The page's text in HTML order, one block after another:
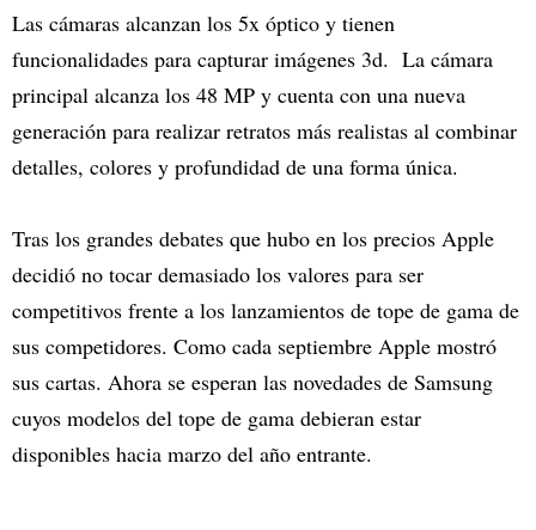
Las cámaras alcanzan los 5x óptico y tienen
funcionalidades para capturar imágenes 3d. La cámara
principal alcanza los 48 MP y cuenta con una nueva
generación para realizar retratos más realistas al combinar
detalles, colores y profundidad de una forma única.
Tras los grandes debates que hubo en los precios Apple
decidió no tocar demasiado los valores para ser
competitivos frente a los lanzamientos de tope de gama de
sus competidores. Como cada septiembre Apple mostró
sus cartas. Ahora se esperan las novedades de Samsung
cuyos modelos del tope de gama debieran estar
disponibles hacia marzo del año entrante.